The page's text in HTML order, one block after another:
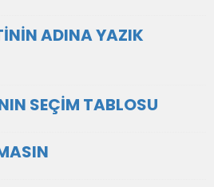
ADINA YAZIK
SEÇİM TABLOSU